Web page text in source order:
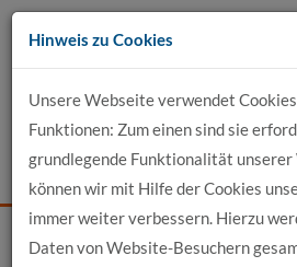
Zum
Inhalt
Events News
Hinweis zu Cookies
Unsere Webseite verwendet
Funktionen: Zum einen sind sie
grundlegende Funktionalität unserer
können wir mit Hilfe der Cookies
immer weiter verbessern. Hierzu
Daten von Website-Besuchern